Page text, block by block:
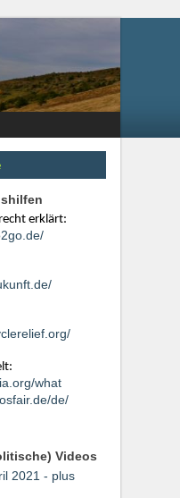
erklärt:
what
de/
Videos
2021 - plus